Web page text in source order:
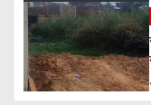
n